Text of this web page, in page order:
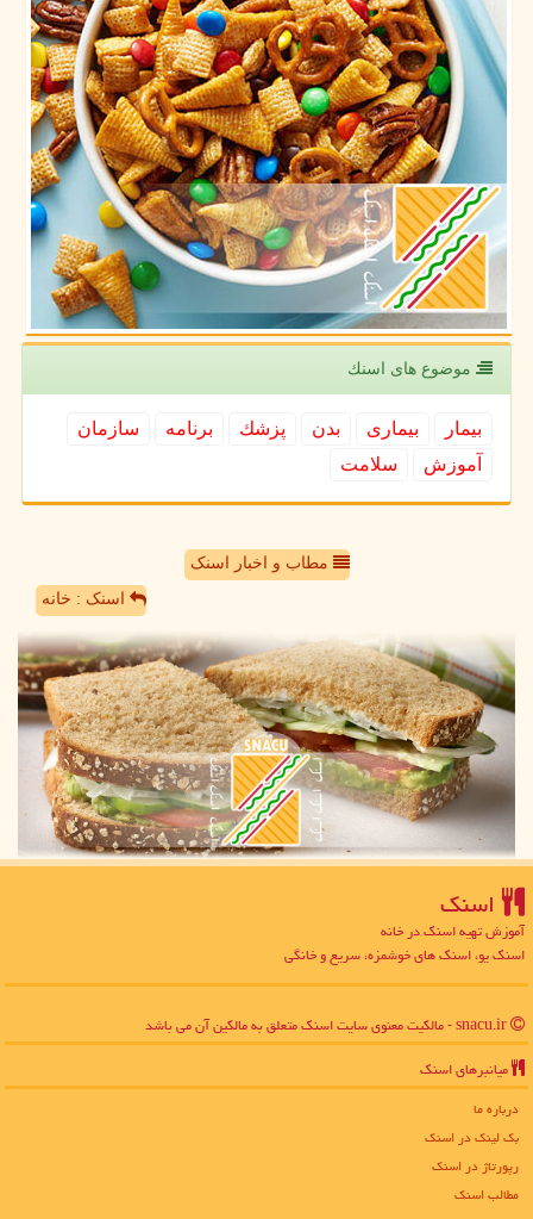
موضوع های اسنك
بیمار بیماری بدن پزشك برنامه
سازمان
آموزش
سلامت
مطاب و اخبار اسنک
اسنک : خانه
اسنك
آموزش تهیه اسنک در خانه
اسنک یو، اسنک های خوشمزه، سریع و خانگی
میانبرهای اسنك
درباره ما
بک لینک در اسنك
رپورتاژ در اسنك
مطالب اسنك